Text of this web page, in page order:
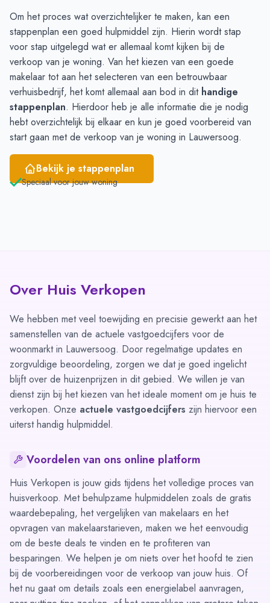
Mei
3
10
Juni
3 9
Om het proces wat overzichtelijker te maken, kan een
stappenplan een goed hulpmiddel zijn. Hierin wordt stap
voor stap uitgelegd wat er allemaal komt kijken bij de
verkoop van je woning. Van het kiezen van een goede
makelaar tot aan het selecteren van een betrouwbaar
verhuisbedrijf, het komt allemaal aan bod in dit handige
stappenplan. Hierdoor heb je alle informatie die je nodig
hebt overzichtelijk bij elkaar en kun je goed voorbereid van
start gaan met de verkoop van je woning in Lauwersoog.
Bekijk je stappenplan
Speciaal voor jouw woning
Over Huis Verkopen
We hebben met veel toewijding en precisie gewerkt aan het
samenstellen van de actuele vastgoedcijfers voor de
woonmarkt in Lauwersoog. Door regelmatige updates en
zorgvuldige beoordeling, zorgen we dat je goed ingelicht
blijft over de huizenprijzen in dit gebied. We willen je van
dienst zijn bij het kiezen van het ideale moment om je huis te
verkopen. Onze actuele vastgoedcijfers zijn hiervoor een
uiterst handig hulpmiddel.
Voordelen van ons online platform
Huis Verkopen is jouw gids tijdens het volledige proces van
huisverkoop. Met behulpzame hulpmiddelen zoals de gratis
waardebepaling, het vergelijken van makelaars en het
opvragen van makelaarstarieven, maken we het eenvoudig
om de beste deals te vinden en te profiteren van
besparingen. We helpen je om niets over het hoofd te zien
bij de voorbereidingen voor de verkoop van jouw huis. Of
het nu gaat om details zoals een energielabel aanvragen,